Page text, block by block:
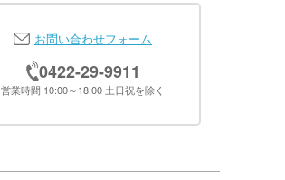
お問い合わせフォーム
0422-29-9911
営業時間 10:00～18:00 土日祝を除く